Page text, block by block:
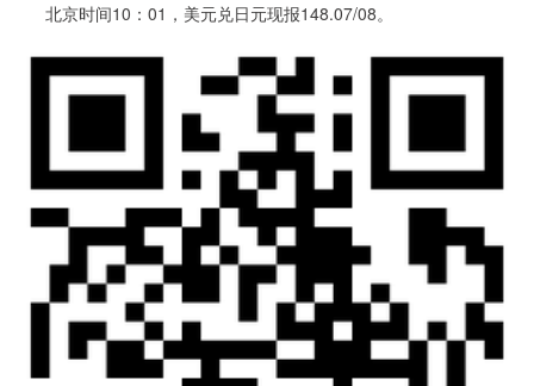
北京时间10：01，美元兑日元现报148.07/08。